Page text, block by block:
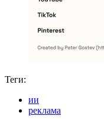
Теги:
ии
реклама